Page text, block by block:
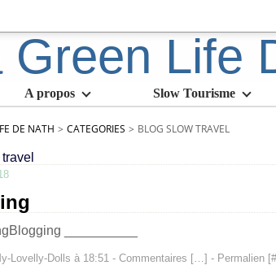
A propos Slow Tourisme
DE NATH > CATEGORIES > BLOG SLOW TRAVEL
Blogging __________
Lovelly-Dolls à 18:51 - Commentaires […] - Permalien [#